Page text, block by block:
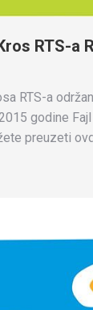
RTS-a
RTS-a
godine
preuzeti